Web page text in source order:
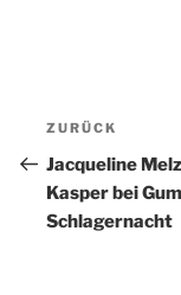
Vorheriger
Beitrag
ZURÜCK
Jacqueline
Kasper bei
Schlagernacht